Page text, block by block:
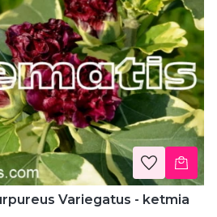
Variegatus - ketmia